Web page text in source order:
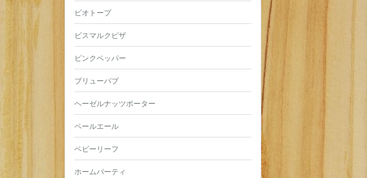
ビオトープ
ビスマルクピザ
ピンクペッパー
ブリューパブ
ヘーゼルナッツポーター
ペールエール
ベビーリーフ
ホームパーティ